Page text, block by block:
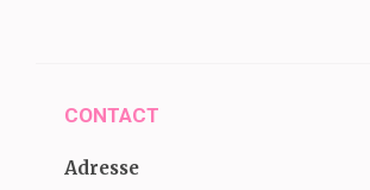
CONTACT
Adresse